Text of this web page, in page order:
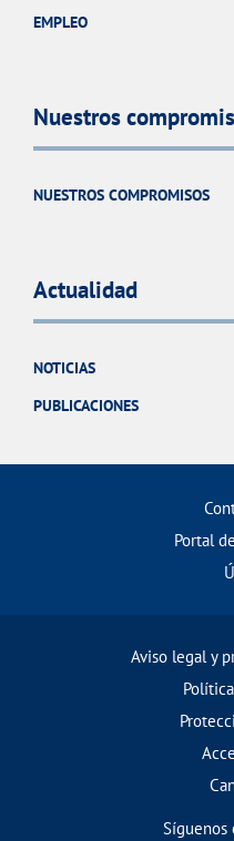
EMPLEO
Nuestros
NUESTROS COMPROMISOS
Actualidad
NOTICIAS
PUBLICACIONES
Portal
Aviso legal y
Síguenos